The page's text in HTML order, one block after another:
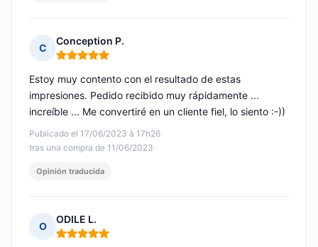
C
Conception P.
Nota: 5 de 5
Publicado el 17/06/2023 à 17h26
tras una compra de 11/06/2023
Estoy muy contento con el resultado de estas
impresiones. Pedido recibido muy rápidamente ...
increíble ... Me convertiré en un cliente fiel, lo siento :-))
Opinión traducida
O
ODILE L.
Nota: 5 de 5